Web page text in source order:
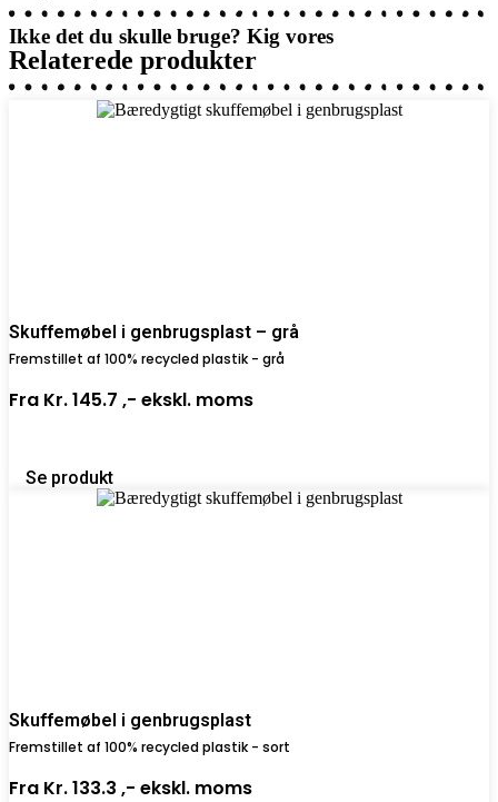
Ikke det du skulle bruge? Kig vores
Relaterede produkter
Skuffemøbel i genbrugsplast – grå
Fremstillet af 100% recycled plastik - grå
Fra Kr. 145.7 ,- ekskl. moms
Se produkt
Skuffemøbel i genbrugsplast
Fremstillet af 100% recycled plastik - sort
Fra Kr. 133.3 ,- ekskl. moms